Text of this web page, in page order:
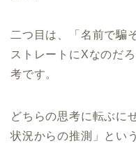
二つ目は、「名前で騙
ストレートにXなのだ
考です。
どちらの思考に転ぶに
状況からの推測」とい